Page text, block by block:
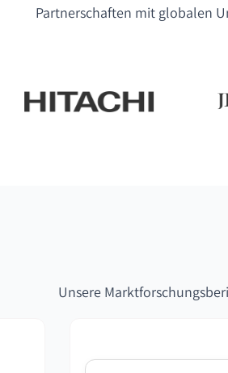
Partnerschaften mit globalen
Unsere